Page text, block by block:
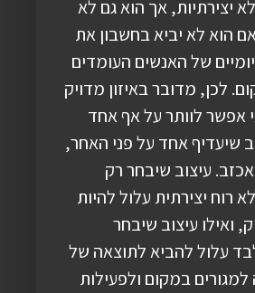
יצירתיות, אך הוא גם לא
הוא לא יביא בחשבון את
של האנשים העומדים
לכן, מדובר באיזון מדויק
אפשר לוותר על אף אחד
שיעדיף אחד על פני האחר,
עיצוב שיבחר רק
רוח יצירתית עלול להיות
ואילו עיצוב שיבחר
עלול להביא לתוצאה של
במקום ולפעילות